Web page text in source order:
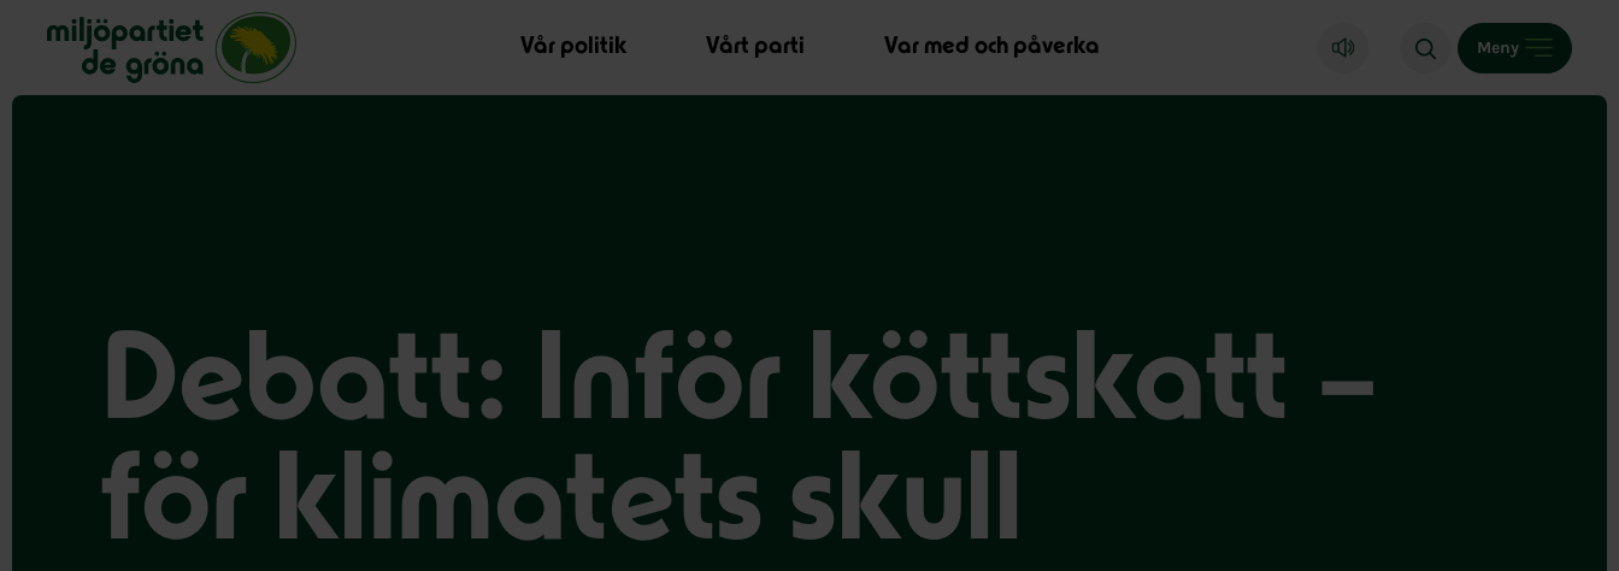
Miljöpartiet de gröna, startsida
Vår politik
Vårt parti Var med och påverka Meny
Debatt: Inför köttskatt –
för klimatets skull